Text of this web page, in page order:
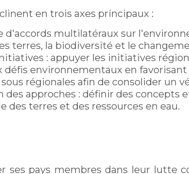
en trois axes principaux :
d'accords multilatéraux sur
terres, la biodiversité et le
: appuyer les initiatives
défis environnementaux en
régionales afin de consolider un
des approches : définir des concepts
des terres et des ressources en eau.
ses pays membres dans leur lutte